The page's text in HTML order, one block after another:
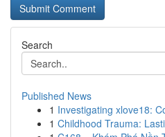
Search
Published News
1 Investigating xlove18:
1 Childhood Trauma: